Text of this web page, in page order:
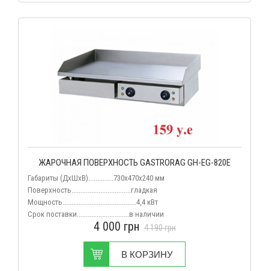
ЖАРОЧНАЯ ПОВЕРХНОСТЬ GASTRORAG GH-EG-820E
Габариты (ДхШхВ)..............730х470х240 мм
Поверхность.................................гладкая
Мощность.........................................4,4 кВт
Срок поставки.............................в наличии
4 000 грн 4 190грн
В КОРЗИНУ